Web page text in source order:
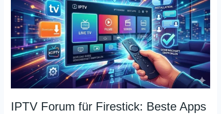
IPTV Forum für Firestick: Beste Apps
Firestick:
Beste
Apps
&
Sideload